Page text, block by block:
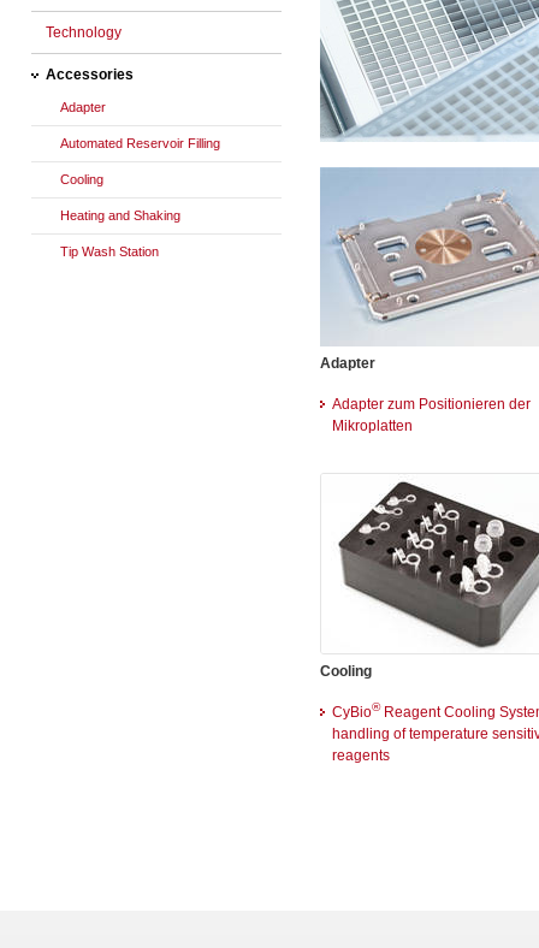
Technology
Accessories
Adapter
Automated Reservoir Filling
Cooling
Heating and Shaking
Tip Wash Station
Adapter
Adapter zum Positionieren der
Mikroplatten
Cooling
CyBio® Reagent Cooling
handling of temperature
reagents